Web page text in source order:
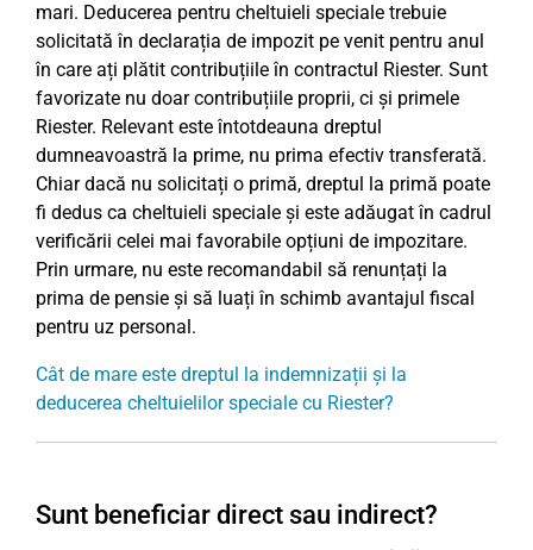
mari. Deducerea pentru cheltuieli speciale trebuie
solicitată în declarația de impozit pe venit pentru anul
în care ați plătit contribuțiile în contractul Riester. Sunt
favorizate nu doar contribuțiile proprii, ci și primele
Riester. Relevant este întotdeauna dreptul
dumneavoastră la prime, nu prima efectiv transferată.
Chiar dacă nu solicitați o primă, dreptul la primă poate
fi dedus ca cheltuieli speciale și este adăugat în cadrul
verificării celei mai favorabile opțiuni de impozitare.
Prin urmare, nu este recomandabil să renunțați la
prima de pensie și să luați în schimb avantajul fiscal
pentru uz personal.
Cât de mare este dreptul la indemnizații și la
deducerea cheltuielilor speciale cu Riester?
Sunt beneficiar direct sau indirect?